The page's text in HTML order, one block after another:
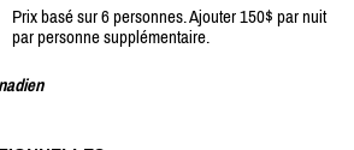
Prix basé sur 6 personnes. Ajouter 150$ par nuit
par personne supplémentaire.